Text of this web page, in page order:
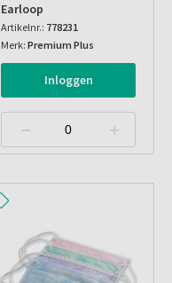
Earloop
Artikelnr.: 778231
Merk: Premium Plus
Inloggen